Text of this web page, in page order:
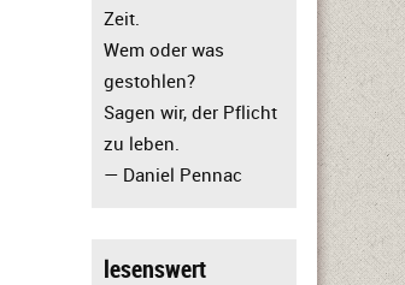
Zeit.
Wem oder was
gestohlen?
Sagen wir, der Pflicht
zu leben.
— Daniel Pennac
lesenswert